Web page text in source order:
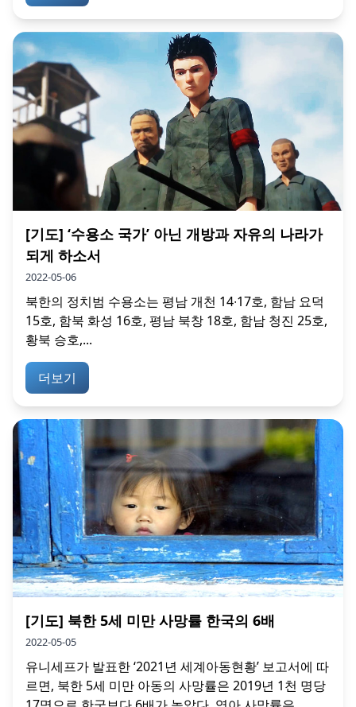
[기도] ‘수용소 국가’ 아닌 개방과 자유의 나라가
되게 하소서
2022-05-06
북한의 정치범 수용소는 평남 개천 14∙17호, 함남 요덕
15호, 함북 화성 16호, 평남 북창 18호, 함남 청진 25호,
황북 승호,...
더보기
[기도] 북한 5세 미만 사망률 한국의 6배
2022-05-05
유니세프가 발표한 ‘2021년 세계아동현황’ 보고서에 따
르면, 북한 5세 미만 아동의 사망률은 2019년 1천 명당